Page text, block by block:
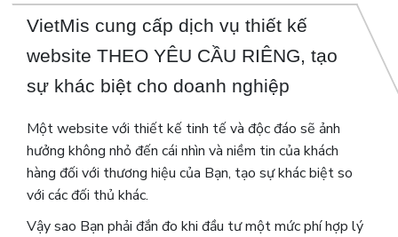
VietMis cung cấp dịch vụ thiết kế
website THEO YÊU CẦU RIÊNG, tạo
sự khác biệt cho doanh nghiệp
Một website với thiết kế tinh tế và độc đáo sẽ ảnh
hưởng không nhỏ đến cái nhìn và niềm tin của khách
hàng đối với thương hiệu của Bạn, tạo sự khác biệt so
với các đối thủ khác.
Vậy sao Bạn phải đắn đo khi đầu tư một mức phí hợp lý